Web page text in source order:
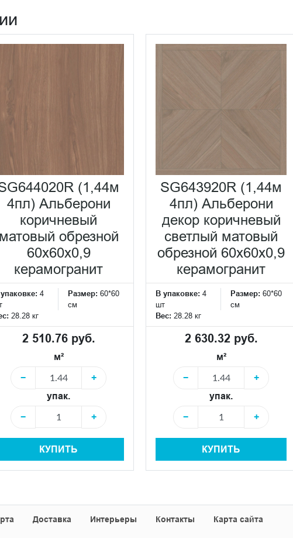
(1,44м
4пл) Альберони
коричневый
матовый обрезной
60x60x0,9
керамогранит
4
Размер: 60*60
см
28.28 кг
2 510.76 руб.
м²
−
+
упак.
−
+
КУПИТЬ
SG643920R (1,44м
4пл) Альберони
декор коричневый
светлый матовый
обрезной 60x60x0,9
керамогранит
В упаковке: 4
шт
Размер: 60*60
см
Вес: 28.28 кг
2 630.32 руб.
м²
−
+
упак.
−
+
КУПИТЬ
Доставка Интерьеры Контакты
Карта сайта